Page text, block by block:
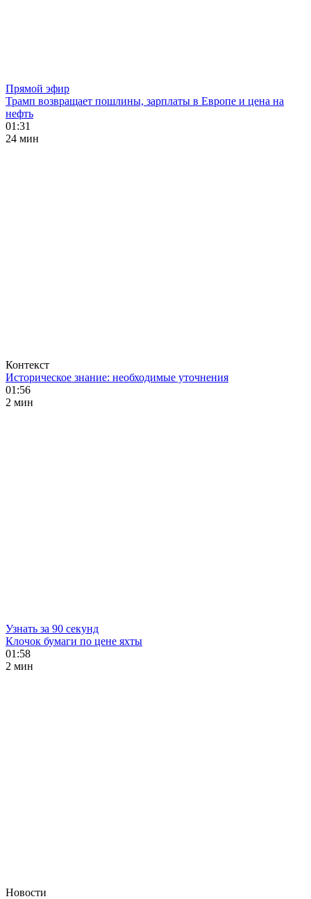
Прямой эфир
Трамп возвращает пошлины, зарплаты в Европе и цена на
нефть
01:31
24 мин
Контекст
Историческое знание: необходимые уточнения
01:56
2 мин
Узнать за 90 секунд
Клочок бумаги по цене яхты
01:58
2 мин
Новости